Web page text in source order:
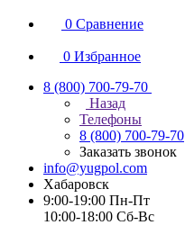
0 Сравнение
0 Избранное
8 (800) 700-79-70
Назад
Телефоны
8 (800) 700-79-70
Заказать звонок
info@yugpol.com
Хабаровск
9:00-19:00 Пн-Пт
10:00-18:00 Cб-Вс